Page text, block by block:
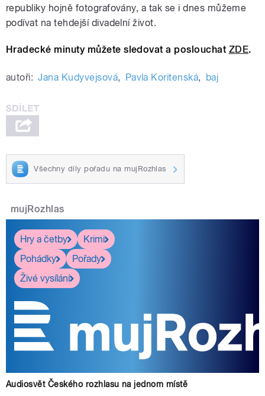
republiky hojně fotografovány, a tak se i dnes můžeme
podívat na tehdejší divadelní život.
Hradecké minuty můžete sledovat a poslouchat ZDE.
autoři: Jana Kudyvejsová, Pavla Koritenská, baj
Všechny díly pořadu na mujRozhlas
mujRozhlas
Hry a četby
Krimi
Pohádky
Pořady
Živé vysílání
Audiosvět Českého rozhlasu na jednom místě